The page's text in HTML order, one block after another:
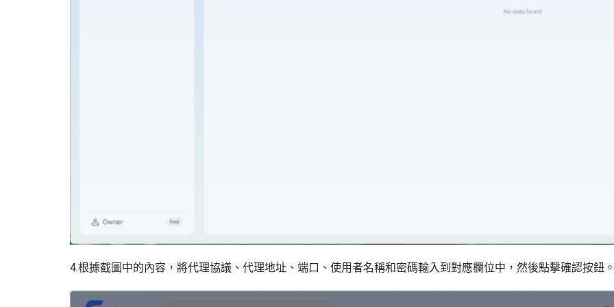
4.根據截圖中的內容，將代理協議、代理地址、端口、使用者名稱和密碼輸入到對應欄位中，然後點擊確認按鈕